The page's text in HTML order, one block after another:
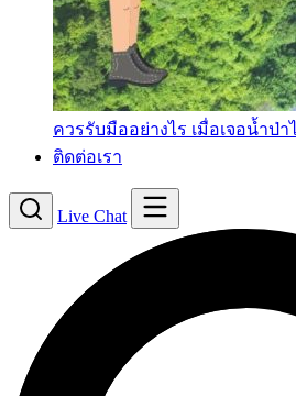
ควรรับมืออย่างไร เมื่อเจอน้ำป่
ติดต่อเรา
Live Chat